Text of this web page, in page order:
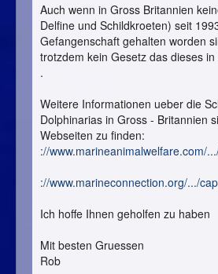
Auch wenn in Gross Britannien
Delfine und Schildkroeten) seit
Gefangenschaft gehalten worden
trotzdem kein Gesetz das dieses
.
Weitere Informationen ueber die
Dolphinarias in Gross - Britannien
Webseiten zu finden:
://www.marineanimalwelfare.com/
://www.marineconnection.org/.../
Ich hoffe Ihnen geholfen zu haben
Mit besten Gruessen
Rob